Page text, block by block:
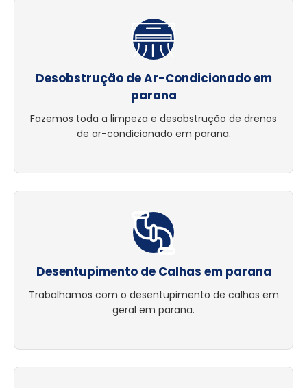
Desobstrução de Ar-Condicionado em
parana
Fazemos toda a limpeza e desobstrução de drenos
de ar-condicionado em parana.
Desentupimento de Calhas em parana
Trabalhamos com o desentupimento de calhas em
geral em parana.